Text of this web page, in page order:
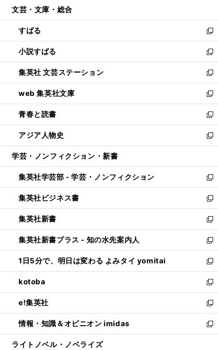
開
く
ウ
で
開
く
ン
ド
ウ
で
開
く
文芸・文庫・総合
すばる
新
し
い
ウ
ィ
ン
ド
ウ
で
開
く
小説すばる
新
し
い
ウ
ィ
ン
ド
ウ
で
開
集英社 文芸ステーション
新
し
い
ウ
ィ
ン
ド
ウ
開
く
web 集英社文庫
新
し
い
ウ
ィ
ン
ウ
で
開
く
青春と読書
新
し
い
ウ
ン
ド
ウ
で
開
く
アジア人物史
新
し
ウ
ィ
ン
ド
ウ
で
開
く
学芸・ノンフィクション・新書
集英社学芸部 - 学芸・ノンフィクション
新
し
い
ウ
ィ
ン
ド
ウ
で
開
く
集英社ビジネス書
新
し
い
ウ
ィ
ン
ド
ウ
で
開
く
集英社新書
新
し
い
ウ
ィ
ン
ド
ウ
で
開
く
集英社新書プラス - 知の水先案内人
新
し
い
ウ
ィ
ン
ド
ウ
で
開
1日5分で、明日は変わる よみタイ yomitai
新
し
い
ウ
ィ
ン
ド
ウ
kotoba
新
し
い
ウ
ィ
ン
e!集英社
新
し
い
ウ
情報・知識＆オピニオン imidas
新
し
ライトノベル・ノベライズ